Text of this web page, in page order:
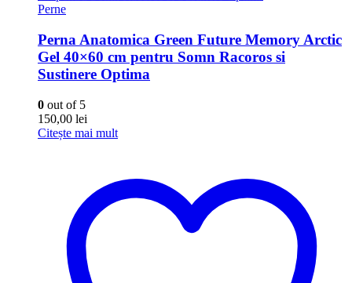
Perne
Perna Anatomica Green Future Memory Arctic
Gel 40×60 cm pentru Somn Racoros si
Sustinere Optima
0 out of 5
150,00 lei
Citește mai mult